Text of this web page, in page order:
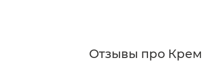
Отзывы про